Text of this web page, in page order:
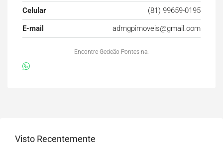
Celular
(81) 99659-0195
E-mail
admgpimoveis@gmail.com
Encontre Gedeão Pontes na:
Visto Recentemente